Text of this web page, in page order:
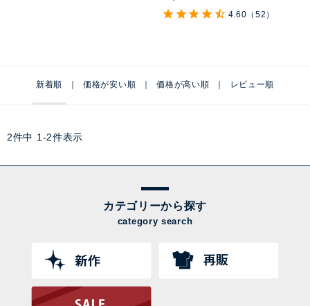
4.60 （52）
新着順 価格が安い順 価格が高い順 レビュー順
2件中 1 -2件表示
カテゴリーから探す
category search